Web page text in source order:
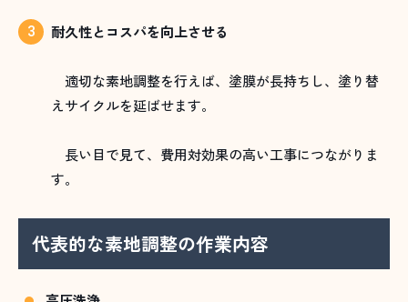
耐久性とコスパを向上させる
適切な素地調整を行えば、塗膜が長持ちし、塗り替
えサイクルを延ばせます。
長い目で見て、費用対効果の高い工事につながりま
す。
代表的な素地調整の作業内容